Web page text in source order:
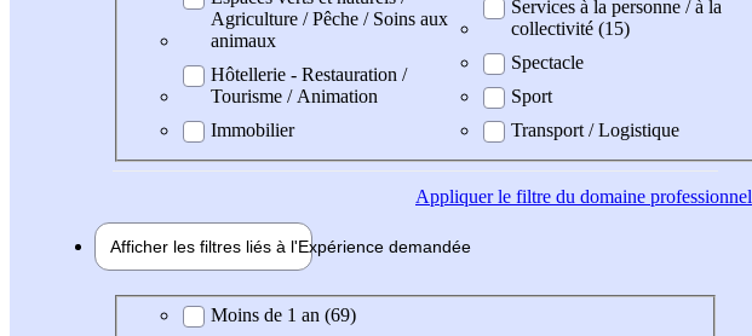
Agriculture / Pêche / Soins aux
animaux
Hôtellerie - Restauration /
Tourisme / Animation
Immobilier
Services à la personne / à la
collectivité (15)
Spectacle
Sport
Transport / Logistique
Appliquerle filtre du domaine professionnel
Afficher les filtres liés à l'Expérience demandée
Expérience demandée
Moins de 1 an (69)